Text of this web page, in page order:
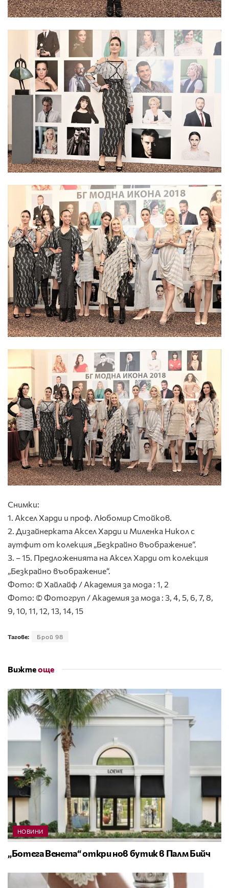
Снимки:
1. Аксел Харди и проф. Любомир Стойков.
2. Дизайнерката Аксел Харди и Миленка Никол с
аутфит от колекция „Безкрайно въображение“.
3. – 15. Предложенията на Аксел Харди от колекция
„Безкрайно въображение“.
Фото: © Хайлайф / Академия за мода : 1, 2
Фото: © Фотогруп / Академия за мода : 3, 4, 5, 6, 7, 8,
9, 10, 11, 12, 13, 14, 15
Тагове: Брой 98
Вижтеоще
НОВИНИ
„Ботега Венета“ откри нов бутик в Палм Бийч